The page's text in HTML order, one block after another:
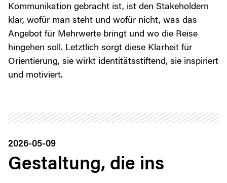
Kommunikation gebracht ist, ist den Stakeholdern
klar, wofür man steht und wofür nicht, was das
Angebot für Mehrwerte bringt und wo die Reise
hingehen soll. Letztlich sorgt diese Klarheit für
Orientierung, sie wirkt identitätsstiftend, sie inspiriert
und motiviert.
2026-05-09
Gestaltung, die ins